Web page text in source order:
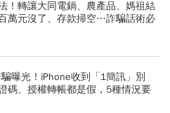
！轉讓大同電鍋、農產品、媽祖結
萬元沒了、存款掃空…詐騙話術必
曝光！iPhone收到「1簡訊」別
碼、授權轉帳都是假，5種情況要